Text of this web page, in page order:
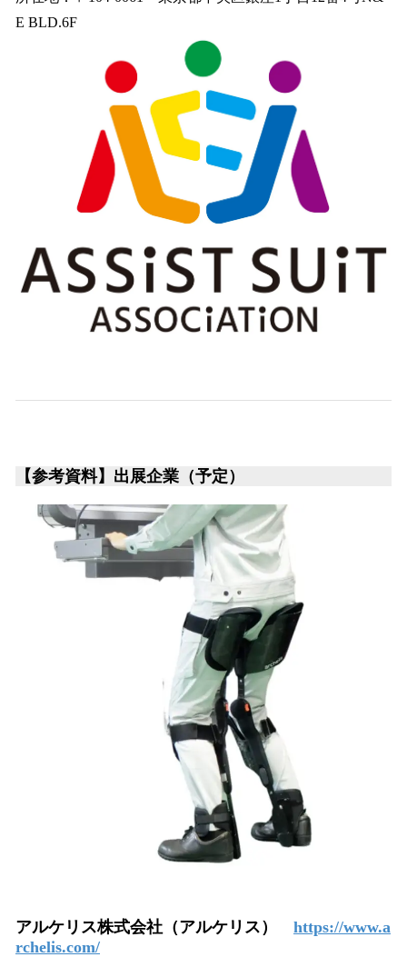
E BLD.6F
【参考資料】出展企業（予定）
アルケリス株式会社（アルケリス） https://www.a
rchelis.com/